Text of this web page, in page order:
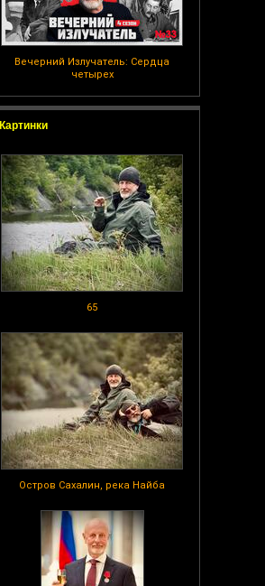
Вечерний Излучатель: Сердца
четырех
Картинки
65
Остров Сахалин, река Найба